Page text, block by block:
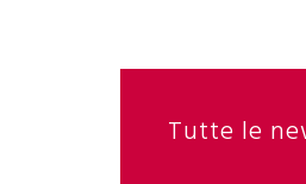
Tutte le